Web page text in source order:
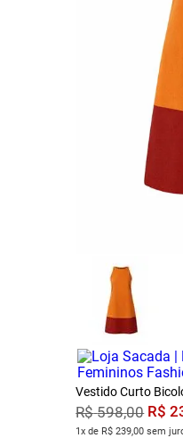
Vestido Curto
R$ 598,00 R$
1x de R$ 239,00 sem